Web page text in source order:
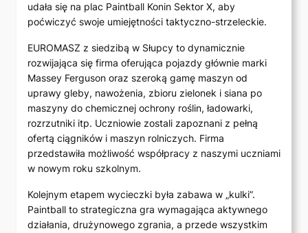
udała się na plac Paintball Konin Sektor X, aby
poćwiczyć swoje umiejętności taktyczno-strzeleckie.
EUROMASZ z siedzibą w Słupcy to dynamicznie
rozwijająca się firma oferująca pojazdy głównie marki
Massey Ferguson oraz szeroką gamę maszyn od
uprawy gleby, nawożenia, zbioru zielonek i siana po
maszyny do chemicznej ochrony roślin, ładowarki,
rozrzutniki itp. Uczniowie zostali zapoznani z pełną
ofertą ciągników i maszyn rolniczych. Firma
przedstawiła możliwość współpracy z naszymi uczniami
w nowym roku szkolnym.
Kolejnym etapem wycieczki była zabawa w „kulki”.
Paintball to strategiczna gra wymagająca aktywnego
działania, drużynowego zgrania, a przede wszystkim